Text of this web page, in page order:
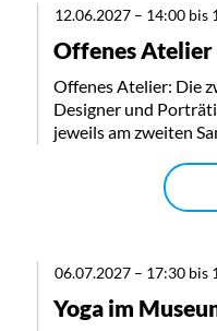
12.06.2027 – 14:00 bis
Offenes Atelier
Offenes Atelier: Die
Designer und
jeweils am zweiten
06.07.2027 – 17:30 bis
Yoga im